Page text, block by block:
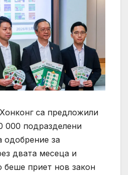
са предложили
000 подразделени
одобрение за
двата месеца и
беше приет нов закон